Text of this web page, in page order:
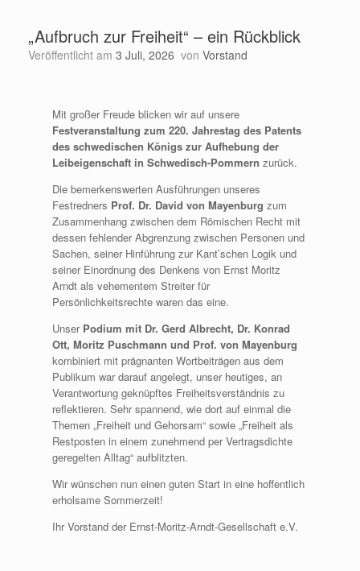
„Aufbruch zur Freiheit“ – ein Rückblick
Veröffentlicht am 3 Juli, 2026 von Vorstand
Mit großer Freude blicken wir auf unsere
Festveranstaltung zum 220. Jahrestag des Patents
des schwedischen Königs zur Aufhebung der
Leibeigenschaft in Schwedisch-Pommern zurück.
Die bemerkenswerten Ausführungen unseres
Festredners Prof. Dr. David von Mayenburgzum
Zusammenhang zwischen dem Römischen Recht mit
dessen fehlender Abgrenzung zwischen Personen und
Sachen, seiner Hinführung zur Kant’schen Logik und
seiner Einordnung des Denkens von Ernst Moritz
Arndt als vehementem Streiter für
Persönlichkeitsrechte waren das eine.
Unser Podium mit Dr. Gerd Albrecht, Dr. Konrad
Ott, Moritz Puschmann und Prof. von Mayenburg
kombiniert mit prägnanten Wortbeiträgen aus dem
Publikum war darauf angelegt, unser heutiges, an
Verantwortung geknüpftes Freiheitsverständnis zu
reflektieren. Sehr spannend, wie dort auf einmal die
Themen „Freiheit und Gehorsam“ sowie „Freiheit als
Restposten in einem zunehmend per Vertragsdichte
geregelten Alltag“ aufblitzten.
Wir wünschen nun einen guten Start in eine hoffentlich
erholsame Sommerzeit!
Ihr Vorstand der Ernst-Moritz-Arndt-Gesellschaft e.V.